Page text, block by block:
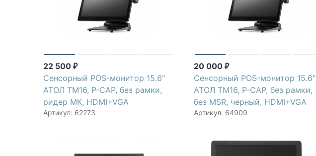
22 500 ₽
Сенсорный POS-монитор 15.6"
АТОЛ TM16, P-CAP, без рамки,
ридер МК, HDMI+VGA
Артикул: 62273
20 000₽
Сенсорный POS-монитор 15.6"
АТОЛ TM16, P-CAP, без рамки,
без MSR, черный, HDMI+VGA
Артикул: 64909